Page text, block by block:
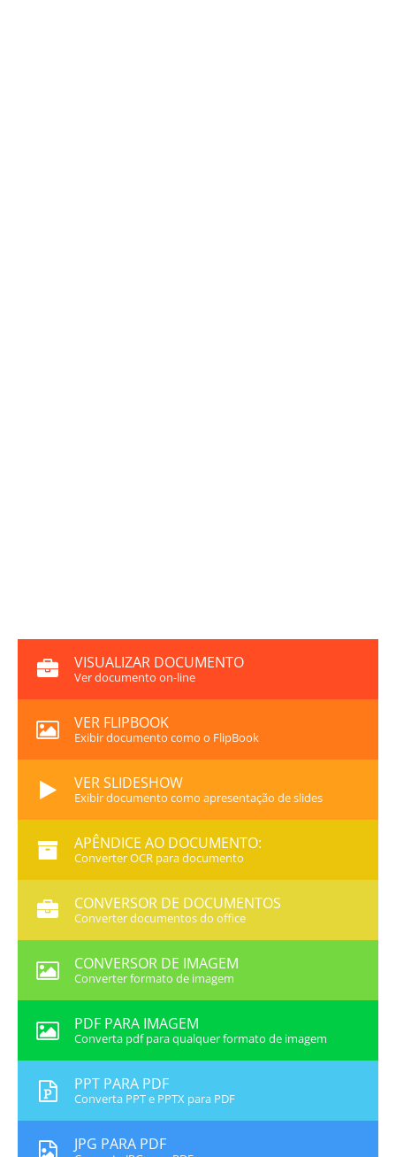
VISUALIZAR DOCUMENTO
Ver documento on-line
VER FLIPBOOK
Exibir documento como o FlipBook
VER SLIDESHOW
Exibir documento como apresentação de slides
APÊNDICE AO DOCUMENTO:
Converter OCR para documento
CONVERSOR DE DOCUMENTOS
Converter documentos do office
CONVERSOR DE IMAGEM
Converter formato de imagem
PDF PARA IMAGEM
Converta pdf para qualquer formato de imagem
PPT PARA PDF
Converta PPT e PPTX para PDF
JPG PARA PDF